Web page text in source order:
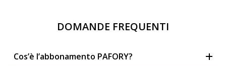
DOMANDE FREQUENTI
Cos’è l’abbonamento PAFORY?